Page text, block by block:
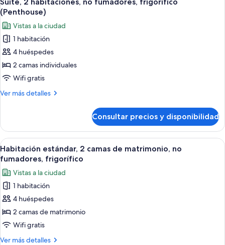
(Penthouse)
matrimonio
grande,
no
fumadores,
frigorífico
(Penthouse)
todas
las
fotos
de
Suite,
2
habitaciones,
no
(Penthouse)
(Penthouse)
Vistas a la ciudad
1 habitación
4 huéspedes
2 camas individuales
Wifi gratis
Ver más detalles
Más
2
habitaciones,
no
fumadores,
(Penthouse)
Consultar precios y disponibilidad
Abrir
todas
las
fotos
de
Habitación
estándar,
2
camas
Habitación de hotel con dos camas,
6
Habitación estándar, 2 camas de matrimonio, no
fumadores, frigorífico
Vistas a la ciudad
1 habitación
4 huéspedes
2 camas de matrimonio
Wifi gratis
Ver más detalles
Más